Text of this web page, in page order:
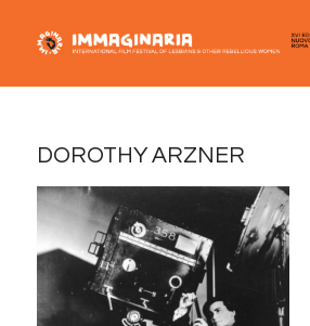
DOROTHY ARZNER